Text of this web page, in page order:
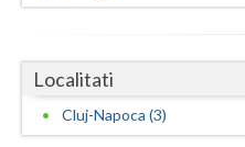
Satu-Mare
Sibiu
Localitati
Cluj-Napoca (3)